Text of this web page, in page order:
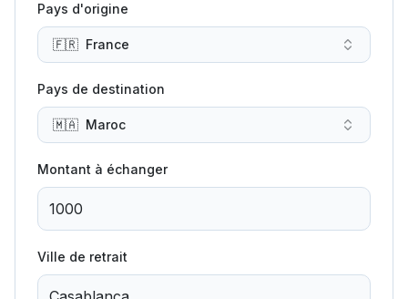
Pays d'origine
🇫🇷 France
Pays de destination
🇲🇦 Maroc
Montant à échanger
Ville de retrait